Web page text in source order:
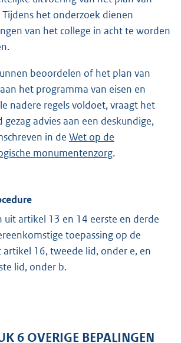
het onderzoek dienen
van het college in acht te worden
beoordelen of het plan van
het programma van eisen en
nadere regels voldoet, vraagt het
gezag advies aan een deskundige,
in de Wet op de
monumentenzorg.
uit artikel 13 en 14 eerste en derde
toepassing op de
16, tweede lid, onder e, en
lid, onder b.
6 OVERIGE BEPALINGEN